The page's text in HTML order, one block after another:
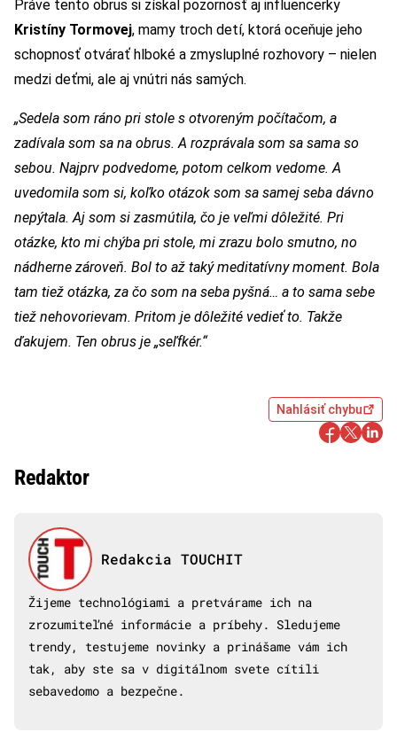
Práve tento obrus si získal pozornosť aj influencerky
Kristíny Tormovej, mamy troch detí, ktorá oceňuje jeho
schopnosť otvárať hlboké a zmysluplné rozhovory – nielen
medzi deťmi, ale aj vnútri nás samých.
„Sedela som ráno pri stole s otvoreným počítačom, a
zadívala som sa na obrus. A rozprávala som sa sama so
sebou. Najprv podvedome, potom celkom vedome. A
uvedomila som si, koľko otázok som sa samej seba dávno
nepýtala. Aj som si zasmútila, čo je veľmi dôležité. Pri
otázke, kto mi chýba pri stole, mi zrazu bolo smutno, no
nádherne zároveň. Bol to až taký meditatívny moment. Bola
tam tiež otázka, za čo som na seba pyšná… a to sama sebe
tiež nehovorievam. Pritom je dôležité vedieť to. Takže
ďakujem. Ten obrus je „seľfkér.“
Nahlásiť chybu
Redaktor
Redakcia TOUCHIT
Žijeme technológiami a pretvárame ich na
zrozumiteľné informácie a príbehy. Sledujeme
trendy, testujeme novinky a prinášame vám ich
tak, aby ste sa v digitálnom svete cítili
sebavedomo a bezpečne.